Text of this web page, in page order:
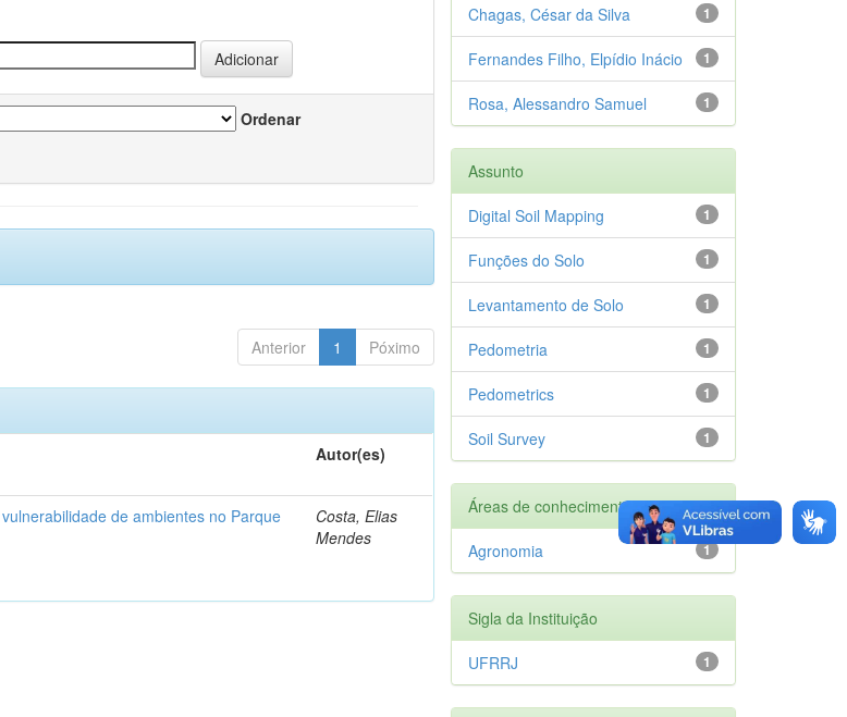
Ordenar
Anterior 1 Póximo
Autor(es)
de ambientes no Parque
Costa, Elias
Mendes
1
Chagas, César da Silva
1
Fernandes Filho, Elpídio Inácio
1
Rosa, Alessandro Samuel
Assunto
1
Digital Soil Mapping
1
Funções do Solo
1
Levantamento de Solo
1
Pedometria
1
Pedometrics
1
Soil Survey
Áreas de conhecimento
1
Agronomia
Sigla da Instituição
1
UFRRJ